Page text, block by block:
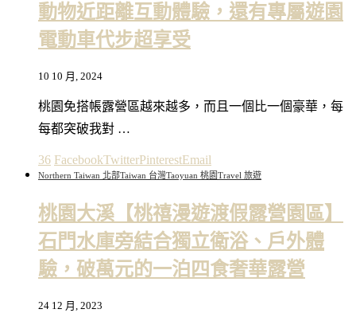
動物近距離互動體驗，還有專屬遊園
電動車代步超享受
10 10 月, 2024
桃園免搭帳露營區越來越多，而且一個比一個豪華，每
每都突破我對 …
36 FacebookTwitterPinterestEmail
Northern Taiwan 北部Taiwan 台灣Taoyuan 桃園Travel 旅遊
桃園大溪【桃禧漫遊渡假露營園區】
石門水庫旁結合獨立衛浴、戶外體
驗，破萬元的一泊四食奢華露營
24 12 月, 2023